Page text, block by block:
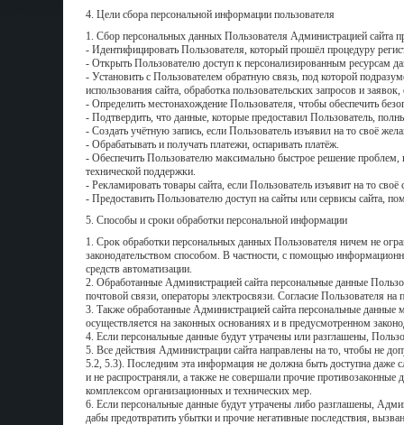
4. Цели сбора персональной информации пользователя
1. Сбор персональных данных Пользователя Администрацией сайта
- Идентифицировать Пользователя, который прошёл процедуру
- Открыть Пользователю доступ к персонализированным ресурсам
- Установить с Пользователем обратную связь, под которой
использования сайта, обработка пользовательских запросов и
- Определить местонахождение Пользователя, чтобы обеспечить
- Подтвердить, что данные, которые предоставил Пользователь,
- Создать учётную запись, если Пользователь изъявил на то своё
- Обрабатывать и получать платежи, оспаривать платёж.
- Обеспечить Пользователю максимально быстрое решение проблем,
технической поддержки.
- Рекламировать товары сайта, если Пользователь изъявит на то своё
- Предоставить Пользователю доступ на сайты или сервисы сайта,
5. Способы и сроки обработки персональной информации
1. Срок обработки персональных данных Пользователя ничем не
законодательством способом. В частности, с помощью
средств автоматизации.
2. Обработанные Администрацией сайта персональные данные
почтовой связи, операторы электросвязи. Согласие Пользователя
3. Также обработанные Администрацией сайта персональные данные
осуществляется на законных основаниях и в предусмотренном
4. Если персональные данные будут утрачены или разглашены,
5. Все действия Администрации сайта направлены на то, чтобы не
5.2, 5.3). Последним эта информация не должна быть доступна даже
и не распространяли, а также не совершали прочие
комплексом организационных и технических мер.
6. Если персональные данные будут утрачены либо разглашены,
дабы предотвратить убытки и прочие негативные последствия,